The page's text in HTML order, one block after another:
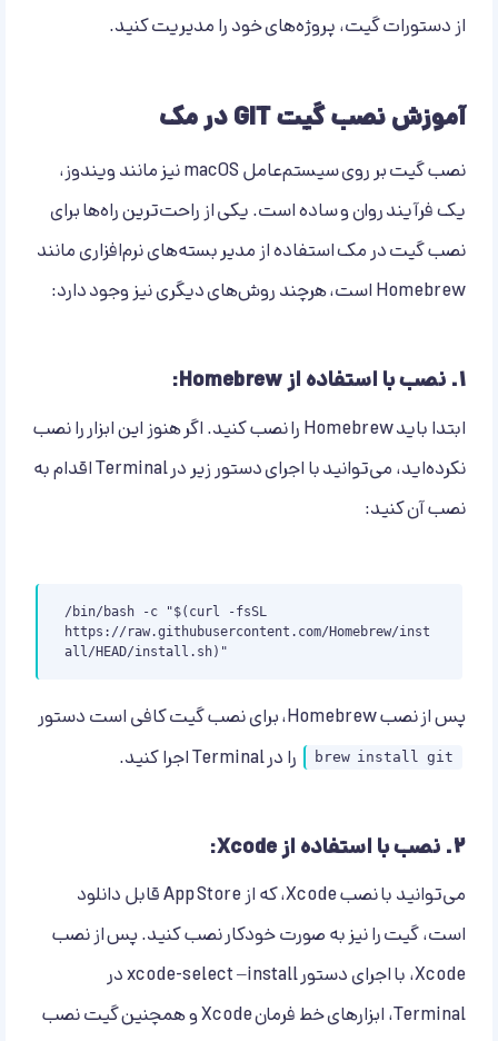
از دستورات گیت، پروژه‌های خود را مدیریت کنید.
آموزش نصب گیت GIT در مک
نصب گیت بر روی سیستم‌عامل macOS نیز مانند ویندوز،
یک فرآیند روان و ساده است. یکی از راحت‌ترین راه‌ها برای
نصب گیت در مک استفاده از مدیر بسته‌های نرم‌افزاری مانند
Homebrew است، هرچند روش‌های دیگری نیز وجود دارد:
۱. نصب با استفاده از Homebrew:
ابتدا باید Homebrew را نصب کنید. اگر هنوز این ابزار را نصب
نکرده‌اید، می‌توانید با اجرای دستور زیر در Terminal اقدام به
نصب آن کنید:
/bin/bash -c "$(curl -fsSL
https://raw.githubusercontent.com/Homebrew/inst
all/HEAD/install.sh)"
پس از نصب Homebrew، برای نصب گیت کافی است دستور
brew install git را در Terminal اجرا کنید.
۲. نصب با استفاده از Xcode:
می‌توانید با نصب Xcode، که از App Store قابل دانلود
است، گیت را نیز به صورت خودکار نصب کنید. پس از نصب
Xcode، با اجرای دستور xcode-select –install در
Terminal، ابزارهای خط فرمان Xcode و همچنین گیت نصب